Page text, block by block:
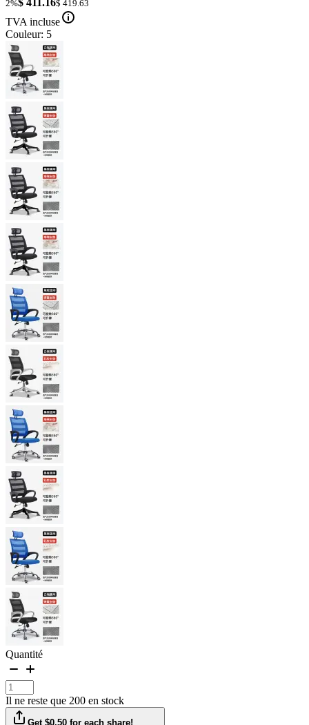
2% $ 419.63
TVA incluse
Couleur: 5
Quantité
Il ne reste que 200 en stock
Get $0.50 for each share!